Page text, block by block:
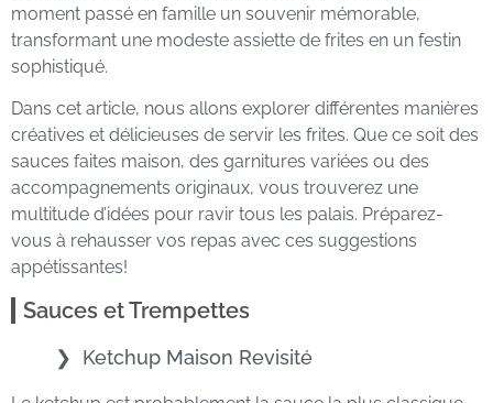
moment passé en famille un souvenir mémorable,
transformant une modeste assiette de frites en un festin
sophistiqué.
Dans cet article, nous allons explorer différentes manières
créatives et délicieuses de servir les frites. Que ce soit des
sauces faites maison, des garnitures variées ou des
accompagnements originaux, vous trouverez une
multitude d’idées pour ravir tous les palais. Préparez-
vous à rehausser vos repas avec ces suggestions
appétissantes!
Sauces et Trempettes
Ketchup Maison Revisité